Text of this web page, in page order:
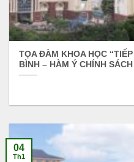
TỌA ĐÀM KHOA HỌC
BÌNH – HÀM Ý CHÍNH
04
Th1